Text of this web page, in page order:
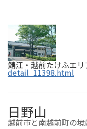
鯖江・越前たけふエリ
detail_11398.html
日野山
越前市と南越前町の